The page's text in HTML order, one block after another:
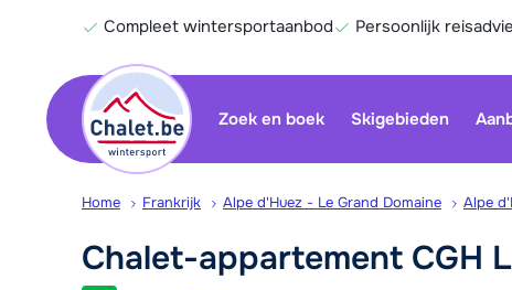
Compleet wintersportaanbod Persoonlijk
Zoek en boek Skigebieden
Home Frankrijk Alpe d'Huez - Le Grand Domaine Alpe
Chalet-appartement CGH